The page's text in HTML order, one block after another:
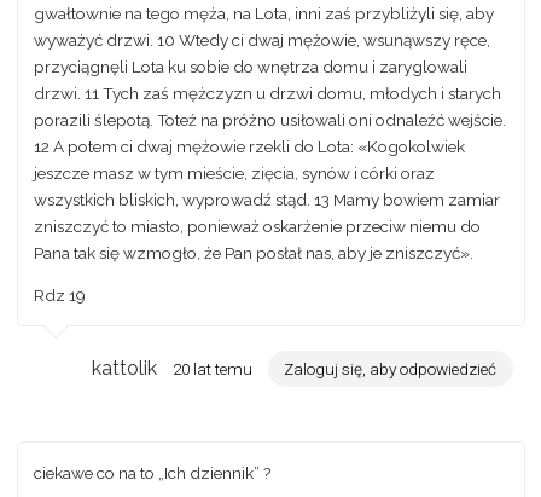
gwałtownie na tego męża, na Lota, inni zaś przybliżyli się, aby
wyważyć drzwi. 10 Wtedy ci dwaj mężowie, wsunąwszy ręce,
przyciągnęli Lota ku sobie do wnętrza domu i zaryglowali
drzwi. 11 Tych zaś mężczyzn u drzwi domu, młodych i starych
porazili ślepotą. Toteż na próżno usiłowali oni odnaleźć wejście.
12 A potem ci dwaj mężowie rzekli do Lota: «Kogokolwiek
jeszcze masz w tym mieście, zięcia, synów i córki oraz
wszystkich bliskich, wyprowadź stąd. 13 Mamy bowiem zamiar
zniszczyć to miasto, ponieważ oskarżenie przeciw niemu do
Pana tak się wzmogło, że Pan posłał nas, aby je zniszczyć».
Rdz 19
kattolik 20 lat temu Zaloguj się, aby odpowiedzieć
ciekawe co na to „Ich dziennik” ?